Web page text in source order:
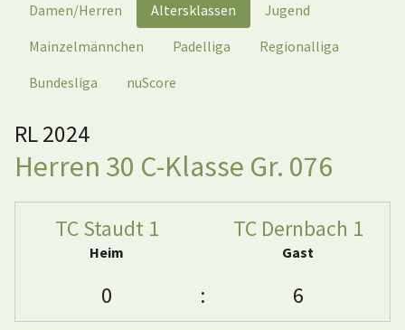
Damen/Herren Altersklassen
Jugend
Mainzelmännchen
Padelliga
Regionalliga
Bundesliga
nuScore
RL 2024
Herren 30 C-Klasse Gr. 076
TC Staudt 1
Heim
TC Dernbach 1
Gast
0 : 6